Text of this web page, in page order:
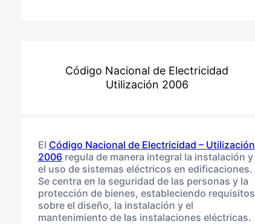
Código Nacional de Electricidad
Utilización 2006
El Código Nacional de Electricidad – Utilización
2006regula de manera integral la instalación y
el uso de sistemas eléctricos en edificaciones.
Se centra en la seguridad de las personas y la
protección de bienes, estableciendo requisitos
sobre el diseño, la instalación y el
mantenimiento de las instalaciones eléctricas.